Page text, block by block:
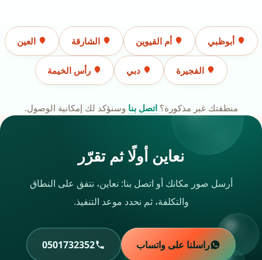
أبوظبي أم القيوين الشارقة العين
الفجيرة دبي رأس الخيمة
منطقتك غير مذكورة؟اتصل بنا وسنؤكد لك إمكانية الوصول.
نعاين أولًا ثم تقرّر
أرسل صور مكانك أو اتصل بنا: نعاين، نتفق على النطاق
والتكلفة، ثم نحدد موعد التنفيذ.
راسلنا على واتساب 0501732352